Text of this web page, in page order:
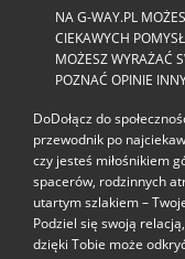
NA G-WAY.PL
CIEKAWYCH
MOŻESZ WYRAŻAĆ
POZNAĆ OPINIE
DoDołącz do
przewodnik po
czy jesteś miłośnikiem
spacerów, rodzinnych
utartym szlakiem –
Podziel się swoją
dzięki Tobie może